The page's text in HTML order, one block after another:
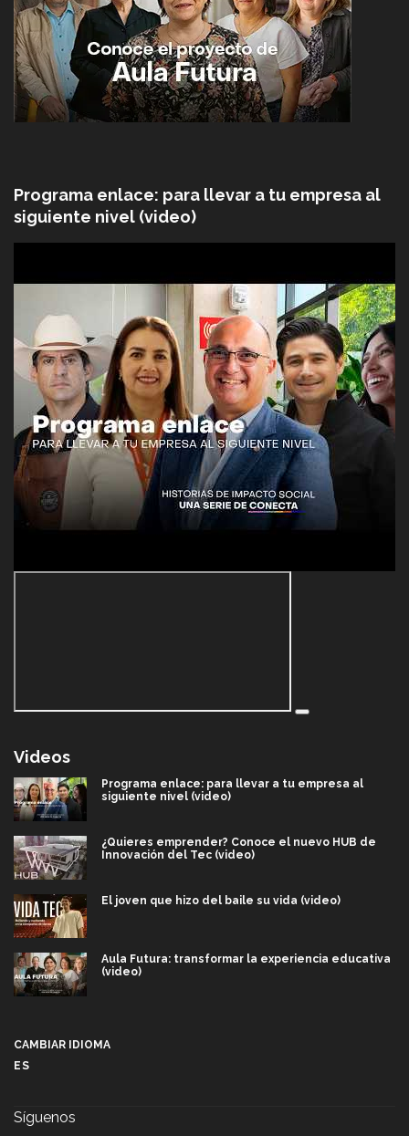
Programa enlace: para llevar a tu empresa al
siguiente nivel (video)
Videos
Programa enlace: para llevar a tu empresa al
siguiente nivel (video)
¿Quieres emprender? Conoce el nuevo HUB de
Innovación del Tec (video)
El joven que hizo del baile su vida (video)
Aula Futura: transformar la experiencia educativa
(video)
CAMBIAR IDIOMA
ES
Síguenos